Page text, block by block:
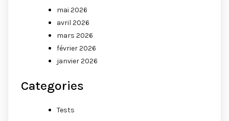
mai 2026
avril 2026
mars 2026
février 2026
janvier 2026
Categories
Tests